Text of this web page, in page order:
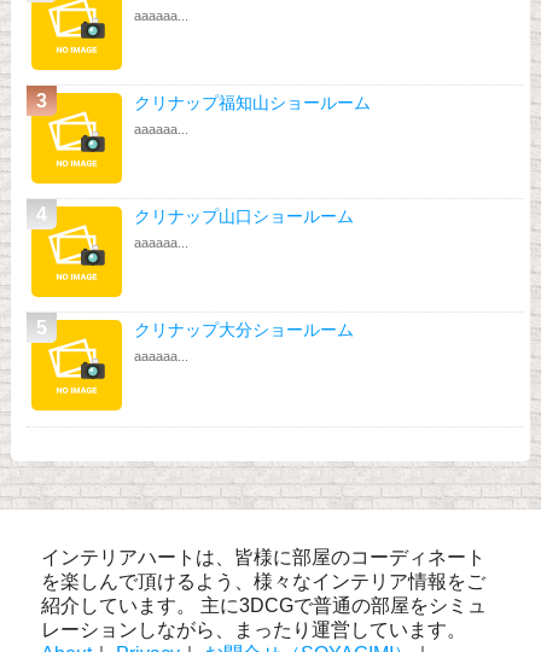
aaaaaa...
クリナップ福知山ショールーム
aaaaaa...
クリナップ山口ショールーム
aaaaaa...
クリナップ大分ショールーム
aaaaaa...
インテリアハートは、皆様に部屋のコーディネート
を楽しんで頂けるよう、様々なインテリア情報をご
紹介しています。 主に3DCGで普通の部屋をシミュ
レーションしながら、まったり運営しています。